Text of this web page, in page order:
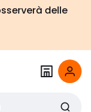
delle